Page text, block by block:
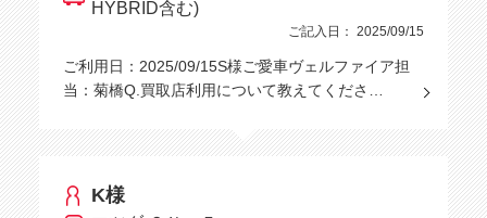
HYBRID含む)
ご記入日： 2025/09/15
ご利用日：2025/09/15S様ご愛車ヴェルファイア担
当：菊橋Q.買取店利用について教えてくださ…
K様